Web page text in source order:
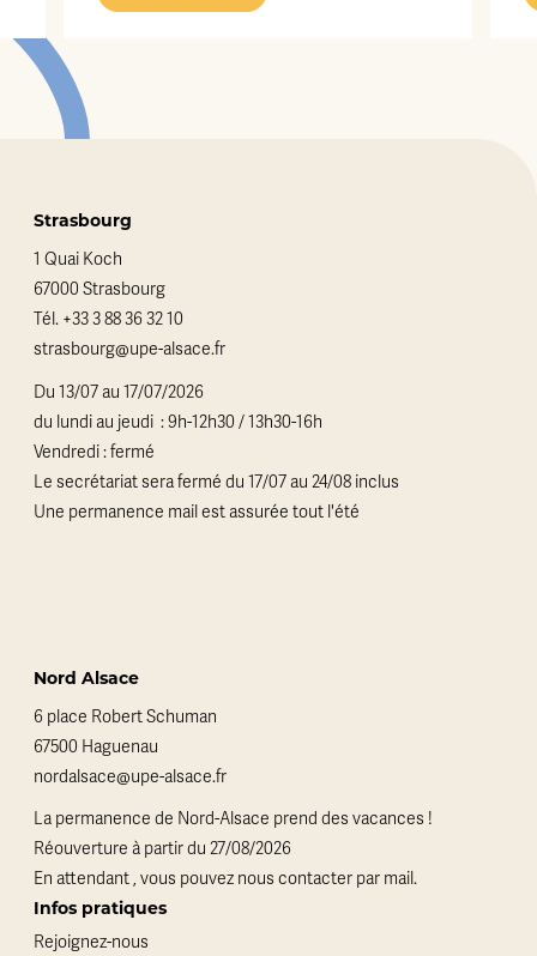
Strasbourg
1 Quai Koch
67000 Strasbourg
Tél. +33 3 88 36 32 10
strasbourg@upe-alsace.fr
Du 13/07 au 17/07/2026
du lundi au jeudi : 9h-12h30 / 13h30-16h
Vendredi : fermé
Le secrétariat sera fermé du 17/07 au 24/08 inclus
Une permanence mail est assurée tout l'été
Nord Alsace
6 place Robert Schuman
67500 Haguenau
nordalsace@upe-alsace.fr
La permanence de Nord-Alsace prend des vacances !
Réouverture à partir du 27/08/2026
En attendant , vous pouvez nous contacter par mail.
Infos pratiques
Rejoignez-nous